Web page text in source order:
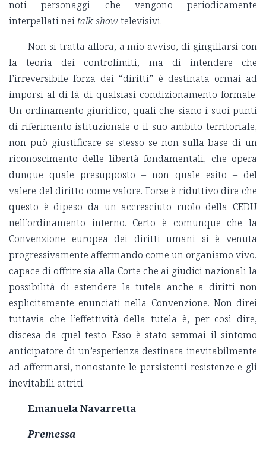
noti personaggi che vengono periodicamente
interpellati nei talk showtelevisivi.
Non si tratta allora, a mio avviso, di gingillarsi con
la teoria dei controlimiti, ma di intendere che
l’irreversibile forza dei “diritti” è destinata ormai ad
imporsi al di là di qualsiasi condizionamento formale.
Un ordinamento giuridico, quali che siano i suoi punti
di riferimento istituzionale o il suo ambito territoriale,
non può giustificare se stesso se non sulla base di un
riconoscimento delle libertà fondamentali, che opera
dunque quale presupposto – non quale esito – del
valere del diritto come valore. Forse è riduttivo dire che
questo è dipeso da un accresciuto ruolo della CEDU
nell’ordinamento interno. Certo è comunque che la
Convenzione europea dei diritti umani si è venuta
progressivamente affermando come un organismo vivo,
capace di offrire sia alla Corte che ai giudici nazionali la
possibilità di estendere la tutela anche a diritti non
esplicitamente enunciati nella Convenzione. Non direi
tuttavia che l’effettività della tutela è, per così dire,
discesa da quel testo. Esso è stato semmai il sintomo
anticipatore di un’esperienza destinata inevitabilmente
ad affermarsi, nonostante le persistenti resistenze e gli
inevitabili attriti.
Emanuela Navarretta
Premessa